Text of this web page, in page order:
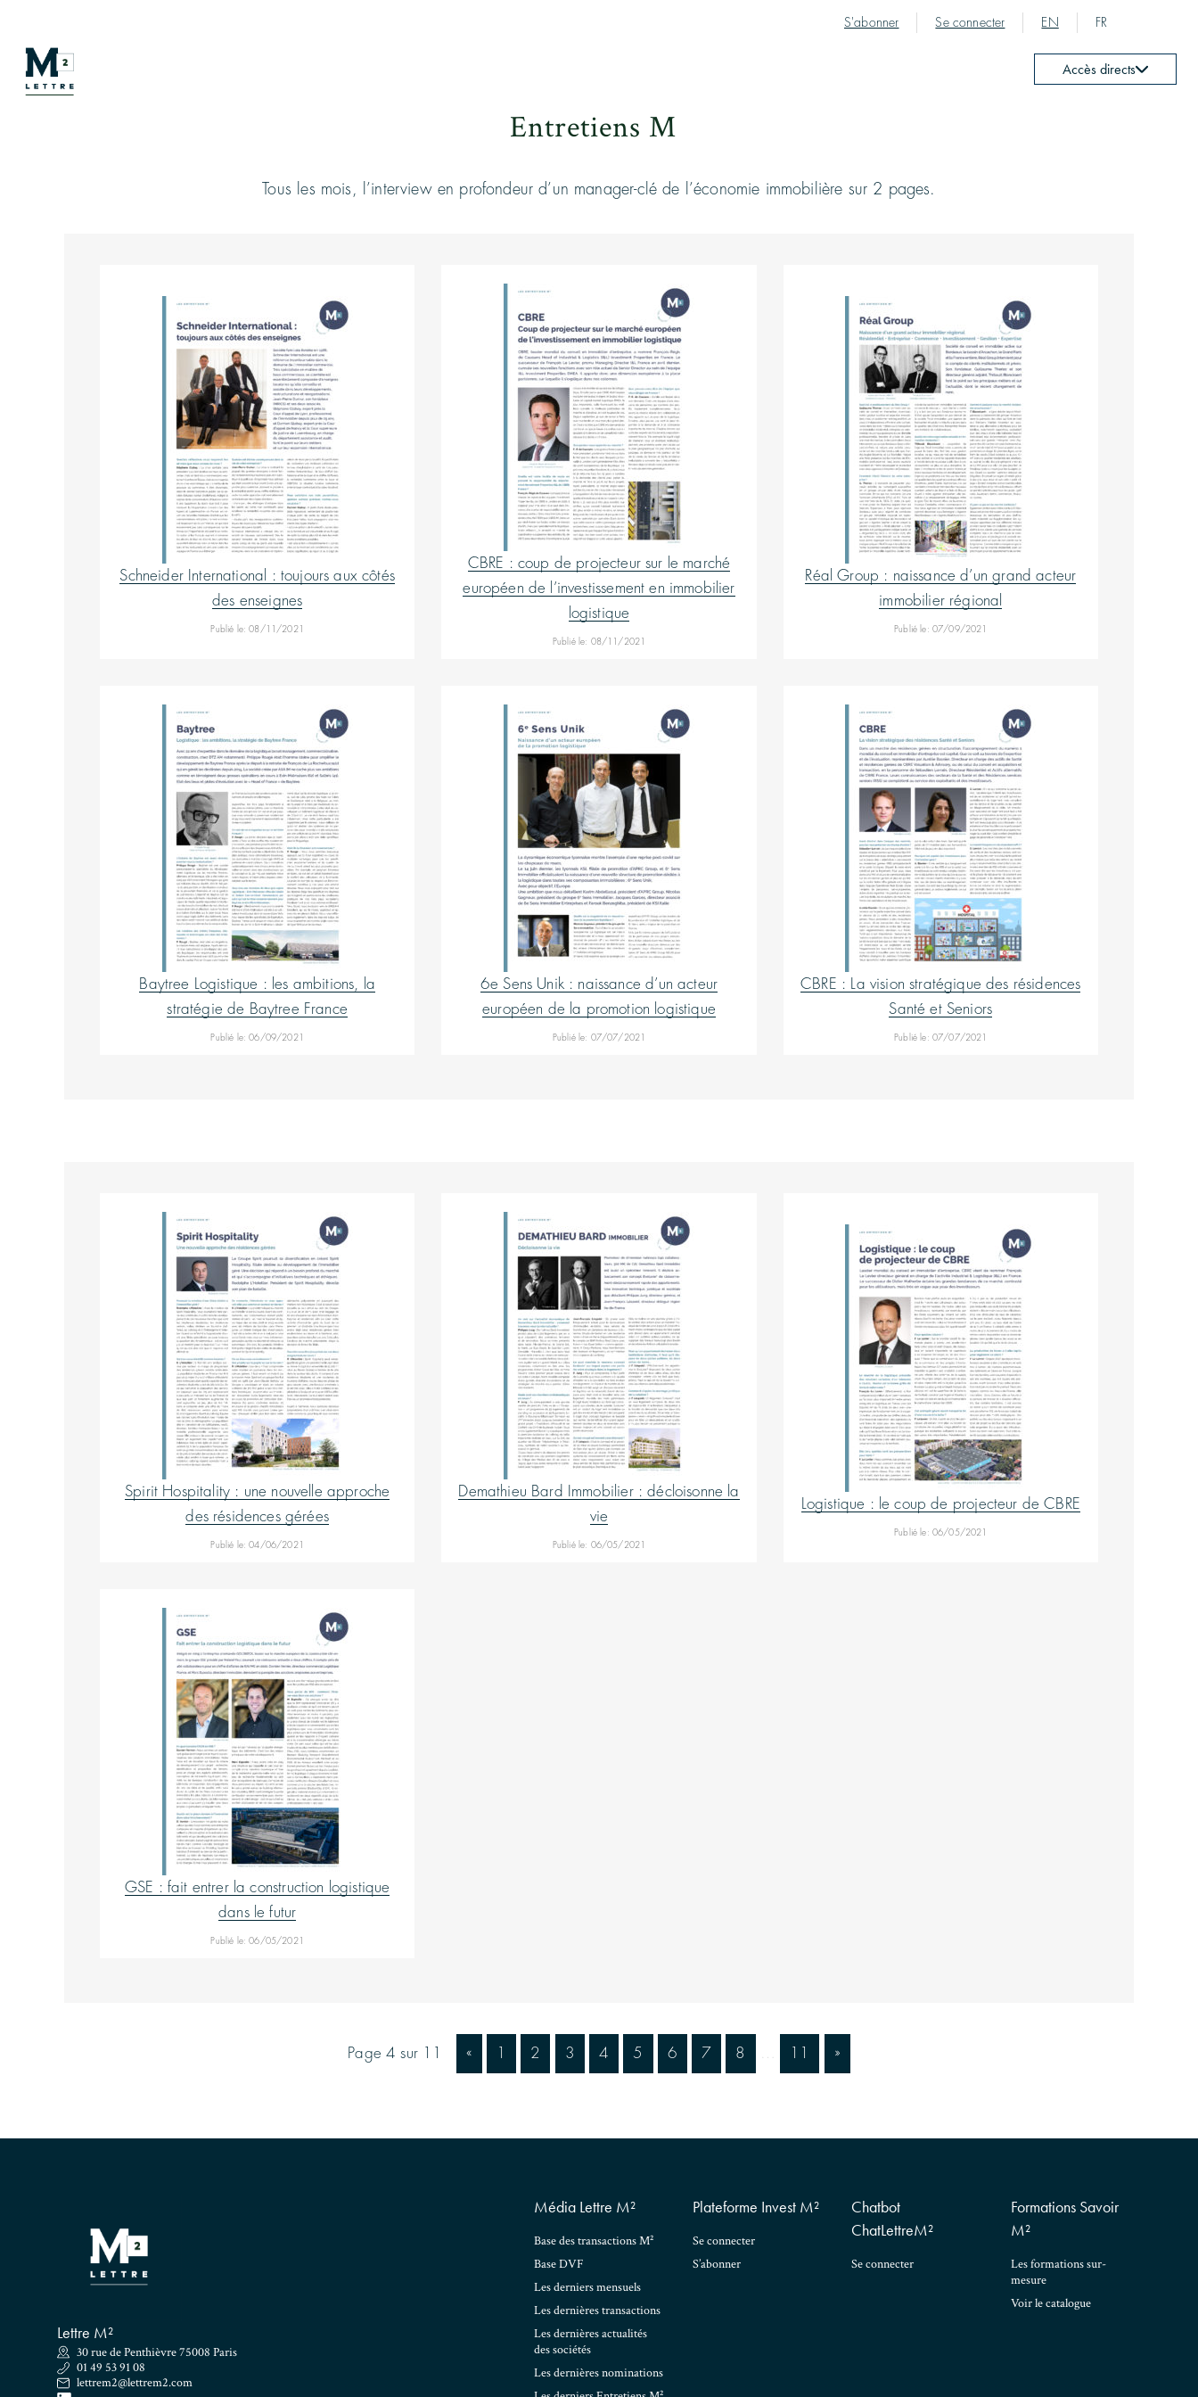
S'abonner Se connecter EN FR
Accès directs
Entretiens M
Tous les mois, l’interview en profondeur d’un manager-clé de l’économie immobilière sur 2 pages.
Schneider International : toujours aux côtés
des enseignes
Publié le: 08/11/2021
CBRE : coup de projecteur sur le marché
européen de l’investissement en immobilier
logistique
Publié le: 08/11/2021
Réal Group : naissance d’un grand acteur
immobilier régional
Publié le: 07/09/2021
Baytree Logistique : les ambitions, la
stratégie de Baytree France
Publié le: 06/09/2021
6e Sens Unik : naissance d’un acteur
européen de la promotion logistique
Publié le: 07/07/2021
CBRE : La vision stratégique des résidences
Santé et Seniors
Publié le: 07/07/2021
Spirit Hospitality : une nouvelle approche
des résidences gérées
Publié le: 04/06/2021
Demathieu Bard Immobilier : décloisonne la
vie
Publié le: 06/05/2021
Logistique : le coup de projecteur de CBRE
Publié le: 06/05/2021
GSE : fait entrer la construction logistique
dans le futur
Publié le: 06/05/2021
Page 4 sur 11 « 2 3 4 5 6 7 8 »
Lettre M²
30 rue de Penthièvre 75008 Paris
01 49 53 91 08
lettrem2@lettrem2.com
Média Lettre M²
Base des transactions M²
Base DVF
Les derniers mensuels
Les dernières transactions
Les dernières actualités
des sociétés
Les dernières nominations
Plateforme Invest M²
Se connecter
S’abonner
Chatbot
ChatLettreM²
Se connecter
Formations Savoir
M²
Les formations sur-
mesure
Voir le catalogue